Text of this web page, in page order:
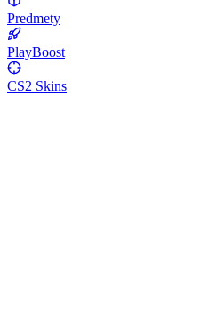
Predmety
PlayBoost
CS2 Skins